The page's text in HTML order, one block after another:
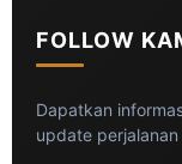
FOLLOW
Dapatkan
update